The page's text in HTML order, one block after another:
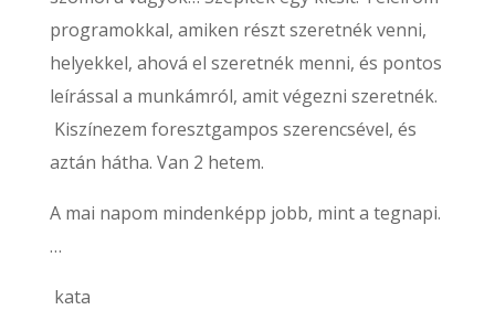
programokkal, amiken részt szeretnék venni,
helyekkel, ahová el szeretnék menni, és pontos
leírással a munkámról, amit végezni szeretnék.
Kiszínezem foresztgampos szerencsével, és
aztán hátha. Van 2 hetem.
A mai napom mindenképp jobb, mint a tegnapi.
…
kata